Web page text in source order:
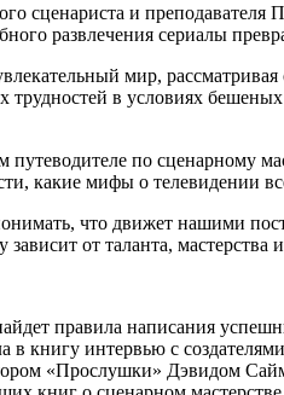
сценариста и
развлечения сериалы
мир,
в условиях
по сценарному
какие мифы о телевидении
что движет нашими
от таланта, мастерства
правила написания
в книгу интервью с
«Прослушки» Дэвидом